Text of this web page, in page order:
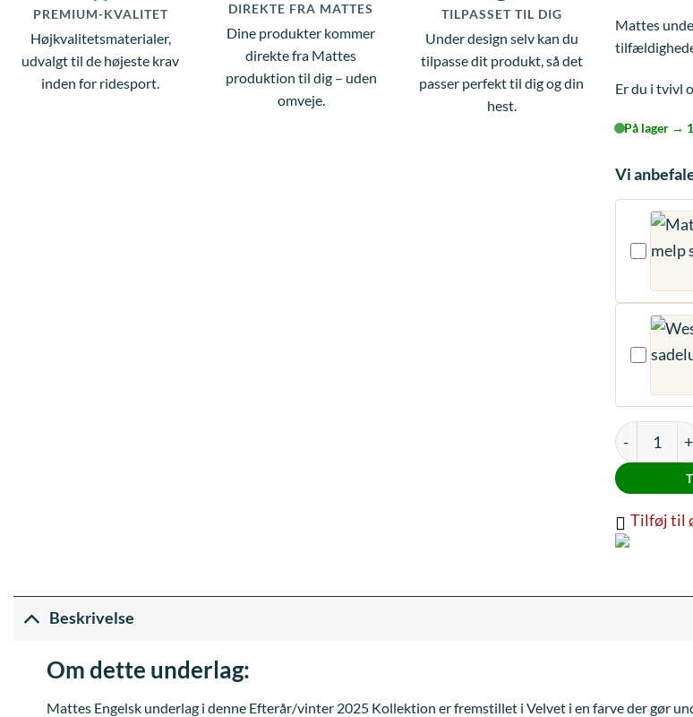
PREMIUM-KVALITET
Højkvalitetsmaterialer,
udvalgt til de højeste krav
inden for ridesport.
DIREKTE FRA MATTES
Dine produkter kommer
direkte fra Mattes
produktion til dig – uden
omveje.
TILPASSET TIL DIG
Under design selv kan du
tilpasse dit produkt, så det
passer perfekt til dig og din
hest.
Mattes
Er du i tvivl
På lager →
Vi
Mattes
Tilføj til
Beskrivelse
Om dette underlag:
Mattes Engelsk underlag i denne Efterår/vinter 2025 Kollektion er fremstillet i Velvet i en farve der gør